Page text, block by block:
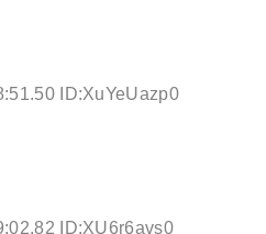
ID:XuYeUazp0
ID:XU6r6avs0